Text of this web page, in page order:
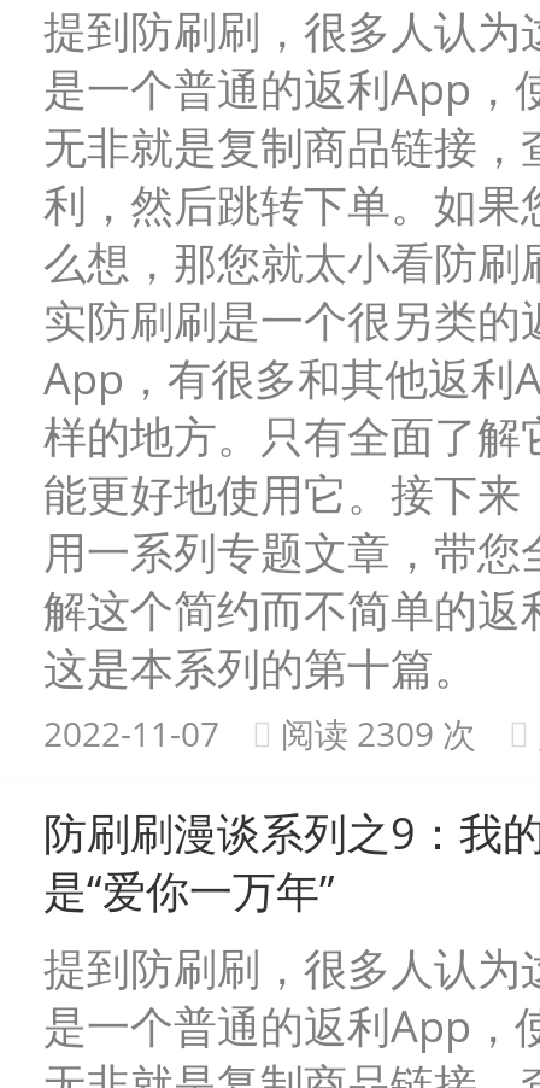
提到防刷刷，很多人认为
是一个普通的返利App，
无非就是复制商品链接，
利，然后跳转下单。如果
么想，那您就太小看防刷
实防刷刷是一个很另类的
App，有很多和其他返利
样的地方。只有全面了解
能更好地使用它。接下来
用一系列专题文章，带您
解这个简约而不简单的返
这是本系列的第十篇。
2022-11-07 阅读 2309 次
防刷刷漫谈系列之9：我
是“爱你一万年”
提到防刷刷，很多人认为
是一个普通的返利App，